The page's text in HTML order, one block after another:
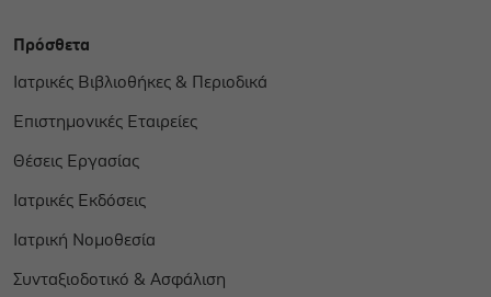
Πρόσθετα
Ιατρικές Βιβλιοθήκες & Περιοδικά
Επιστημονικές Εταιρείες
Θέσεις Εργασίας
Ιατρικές Εκδόσεις
Ιατρική Νομοθεσία
Συνταξιοδοτικό & Ασφάλιση